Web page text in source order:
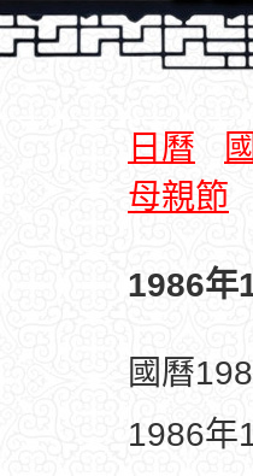
日曆
母親節
1986年
國曆
1986年